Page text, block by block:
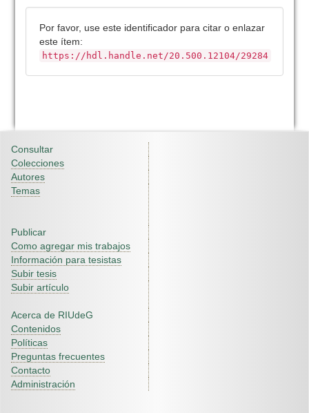
Por favor, use este identificador para citar o enlazar
este ítem:
https://hdl.handle.net/20.500.12104/29284
Consultar
Colecciones
Autores
Temas
Publicar
Como agregar mis trabajos
Información para tesistas
Subir tesis
Subir artículo
Acerca de RIUdeG
Contenidos
Políticas
Preguntas frecuentes
Contacto
Administración